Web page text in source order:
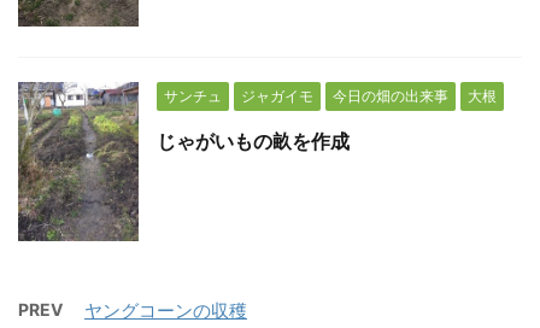
サンチュ ジャガイモ 今日の畑の出来事 大根
じゃがいもの畝を作成
PREV ヤングコーンの収穫